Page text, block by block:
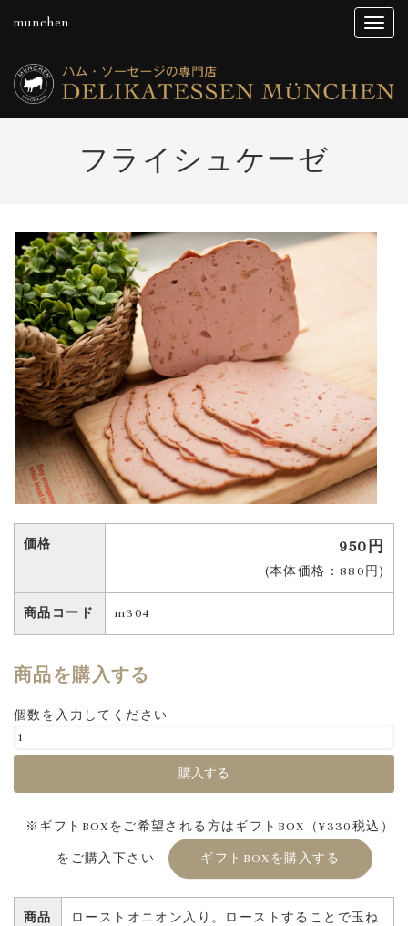
munchen
フライシュケーゼ
価格 950円
(本体価格：880円)
商品コード m304
商品を購入する
個数を入力してください
※ギフトBOXをご希望される方はギフトBOX（¥330税込）
をご購入下さい ギフトBOXを購入する
商品
ローストオニオン入り。ローストすることで玉ね